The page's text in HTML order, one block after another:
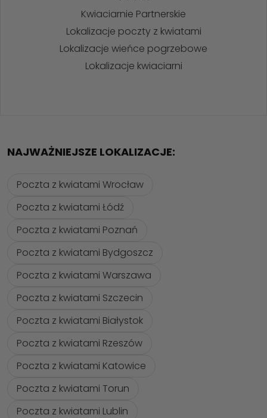
Kwiaciarnie Partnerskie
Lokalizacje poczty z kwiatami
Lokalizacje wieńce pogrzebowe
Lokalizacje kwiaciarni
NAJWAŻNIEJSZE LOKALIZACJE:
Poczta z kwiatami Wrocław
Poczta z kwiatami Łódź
Poczta z kwiatami Poznań
Poczta z kwiatami Bydgoszcz
Poczta z kwiatami Warszawa
Poczta z kwiatami Szczecin
Poczta z kwiatami Białystok
Poczta z kwiatami Rzeszów
Poczta z kwiatami Katowice
Poczta z kwiatami Torun
Poczta z kwiatami Lublin